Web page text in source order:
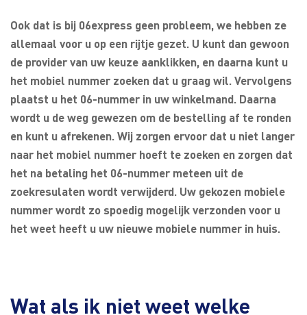
Ook dat is bij 06express geen probleem, we hebben ze
allemaal voor u op een rijtje gezet. U kunt dan gewoon
de provider van uw keuze aanklikken, en daarna kunt u
het mobiel nummer zoeken dat u graag wil. Vervolgens
plaatst u het 06-nummer in uw winkelmand. Daarna
wordt u de weg gewezen om de bestelling af te ronden
en kunt u afrekenen. Wij zorgen ervoor dat u niet langer
naar het mobiel nummer hoeft te zoeken en zorgen dat
het na betaling het 06-nummer meteen uit de
zoekresulaten wordt verwijderd. Uw gekozen mobiele
nummer wordt zo spoedig mogelijk verzonden voor u
het weet heeft u uw nieuwe mobiele nummer in huis.
Wat als ik niet weet welke